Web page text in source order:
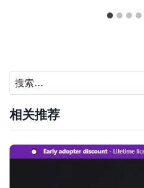
搜
索：
相关推荐